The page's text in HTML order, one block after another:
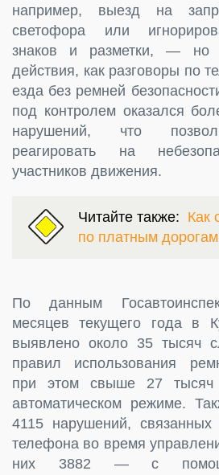
например, выезд на
светофора или
знаков и разметки, — но
действия, как разговоры по
езда без ремней
под контролем оказался
нарушений, что
реагировать на
участников движения.
Читайте также: Как
по платным
По данным
месяцев текущего года в
выявлено около 35 тысяч
правил использования
при этом свыше 27 тысяч
автоматическом режиме.
4115 нарушений, связанных
телефона во время
них 3882 — с